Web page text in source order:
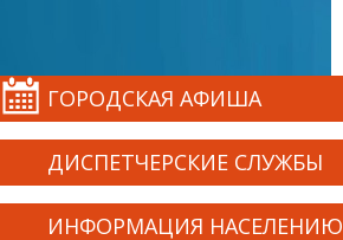
ГОРОДСКАЯ АФИША
ДИСПЕТЧЕРСКИЕ СЛУЖБЫ
ИНФОРМАЦИЯ НАСЕЛЕНИЮ